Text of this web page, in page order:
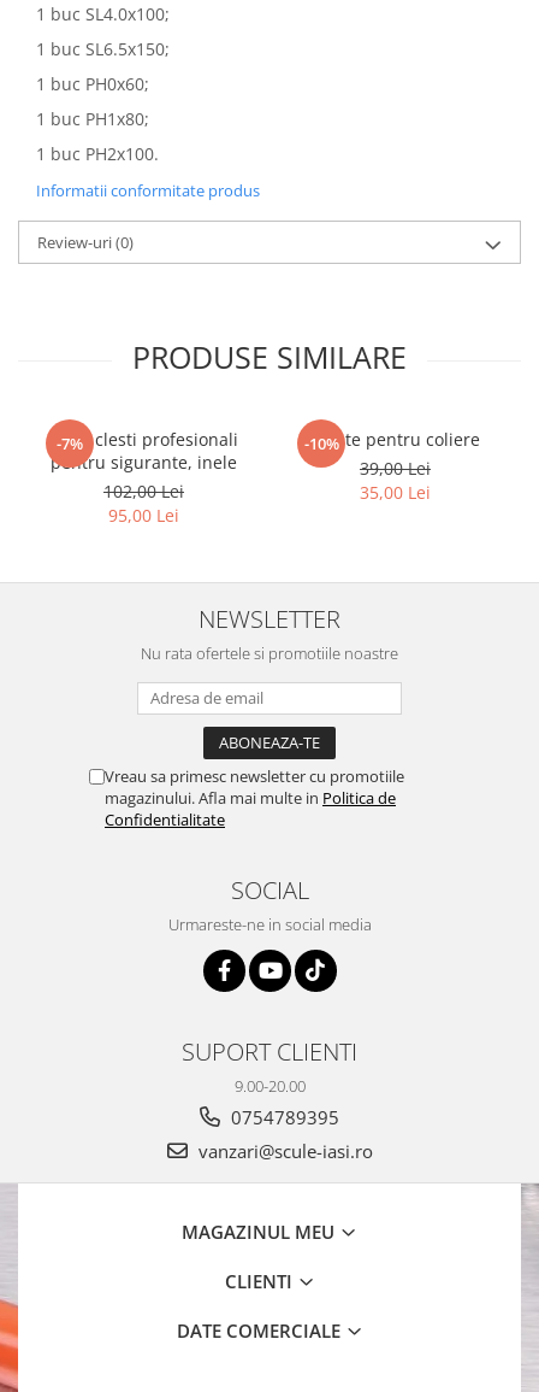
1 buc SL4.0x100;
1 buc SL6.5x150;
1 buc PH0x60;
1 buc PH1x80;
1 buc PH2x100.
Informatii conformitate produs
Review-uri(0)
PRODUSE SIMILARE
-7%
Set 4 clesti profesionali
pentru sigurante, inele
102,00 Lei
95,00 Lei
-10%
Cleste pentru coliere
39,00 Lei
35,00 Lei
NEWSLETTER
Nu rata ofertele si promotiile noastre
Vreau sa primesc newsletter cu promotiile
magazinului. Afla mai multe in Politica de
Confidentialitate
SOCIAL
Urmareste-ne in social media
SUPORT CLIENTI
9.00-20.00
0754789395
vanzari@scule-iasi.ro
MAGAZINUL MEU
CLIENTI
DATE COMERCIALE